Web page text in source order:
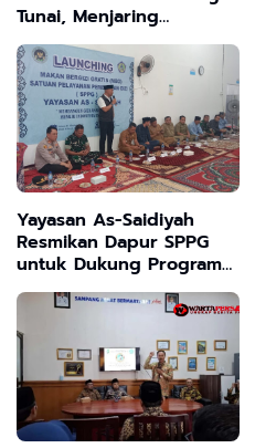
Tunai, Menjaring
Sebanyak 101 KPM Dalam
Meretas Kritis Ekonomi
Yayasan As-Saidiyah
Resmikan Dapur SPPG
untuk Dukung Program
Makan Bergizi Gratis di
Bangkalan